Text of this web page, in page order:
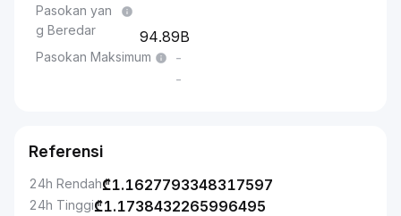
Pasokan yan
g Beredar
94.89B
Pasokan Maksimum
-
-
Referensi
24h Rendah₾1.1627793348317597
24h Tinggi₾1.1738432265996495